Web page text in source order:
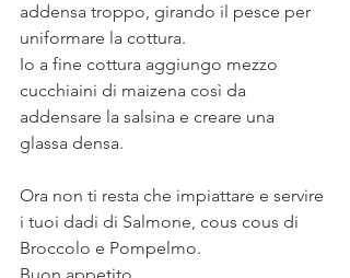
addensa troppo, girando il pesce per
uniformare la cottura.
Io a fine cottura aggiungo mezzo
cucchiaini di maizena così da
addensare la salsina e creare una
glassa densa.
Ora non ti resta che impiattare e servire
i tuoi dadi di Salmone, cous cous di
Broccolo e Pompelmo.